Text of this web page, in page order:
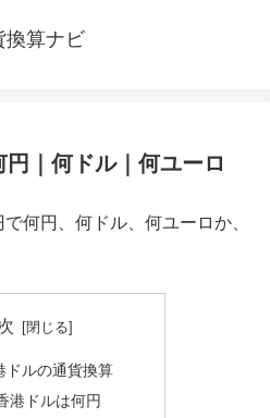
換算ナビ
｜何ドル｜何ユーロ
何円、何ドル、何ユーロか、
ドルの通貨換算
港ドルは何円